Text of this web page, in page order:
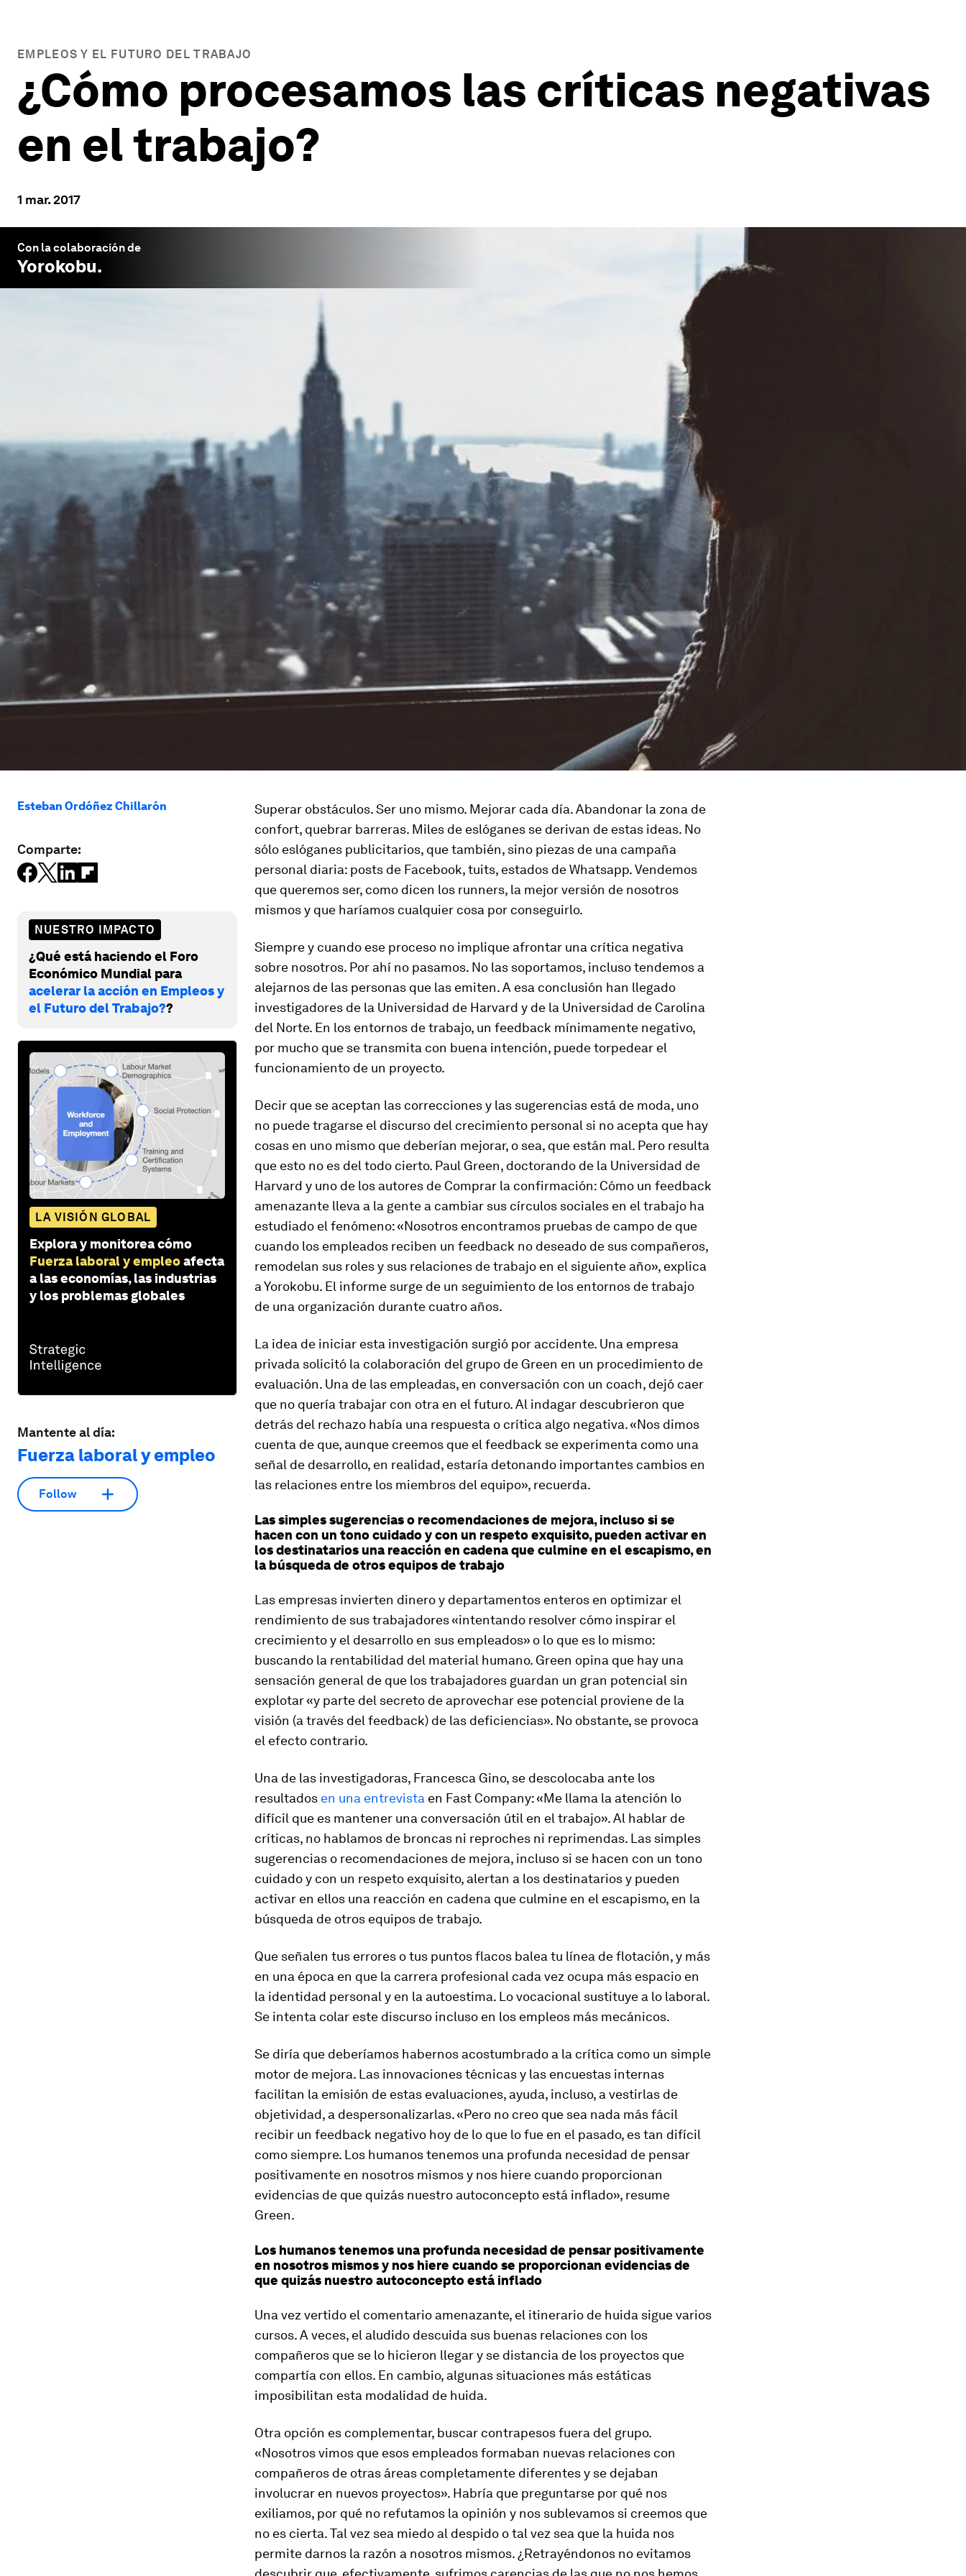
EMPLEOS Y EL FUTURO DEL TRABAJO
¿Cómo procesamos las críticas negativas
en el trabajo?
1 mar. 2017
Con la colaboración de
Yorokobu.
Esteban Ordóñez Chillarón
Comparte:
NUESTRO IMPACTO
¿Qué está haciendo el Foro
Económico Mundial para
acelerar la acción en Empleos y
el Futuro del Trabajo??
LA VISIÓN GLOBAL
Explora y monitorea cómo
Fuerza laboral y empleoafecta
a las economías, las industrias
y los problemas globales
Mantente al día:
Fuerza laboral y empleo
Follow
Superar obstáculos. Ser uno mismo. Mejorar cada día. Abandonar la zona de
confort, quebrar barreras. Miles de eslóganes se derivan de estas ideas. No
sólo eslóganes publicitarios, que también, sino piezas de una campaña
personal diaria: posts de Facebook, tuits, estados de Whatsapp. Vendemos
que queremos ser, como dicen los runners, la mejor versión de nosotros
mismos y que haríamos cualquier cosa por conseguirlo.
Siempre y cuando ese proceso no implique afrontar una crítica negativa
sobre nosotros. Por ahí no pasamos. No las soportamos, incluso tendemos a
alejarnos de las personas que las emiten. A esa conclusión han llegado
investigadores de la Universidad de Harvard y de la Universidad de Carolina
del Norte. En los entornos de trabajo, un feedback mínimamente negativo,
por mucho que se transmita con buena intención, puede torpedear el
funcionamiento de un proyecto.
Decir que se aceptan las correcciones y las sugerencias está de moda, uno
no puede tragarse el discurso del crecimiento personal si no acepta que hay
cosas en uno mismo que deberían mejorar, o sea, que están mal. Pero resulta
que esto no es del todo cierto. Paul Green, doctorando de la Universidad de
Harvard y uno de los autores de Comprar la confirmación: Cómo un feedback
amenazante lleva a la gente a cambiar sus círculos sociales en el trabajo ha
estudiado el fenómeno: «Nosotros encontramos pruebas de campo de que
cuando los empleados reciben un feedback no deseado de sus compañeros,
remodelan sus roles y sus relaciones de trabajo en el siguiente año», explica
a Yorokobu. El informe surge de un seguimiento de los entornos de trabajo
de una organización durante cuatro años.
La idea de iniciar esta investigación surgió por accidente. Una empresa
privada solicitó la colaboración del grupo de Green en un procedimiento de
evaluación. Una de las empleadas, en conversación con un coach, dejó caer
que no quería trabajar con otra en el futuro. Al indagar descubrieron que
detrás del rechazo había una respuesta o crítica algo negativa. «Nos dimos
cuenta de que, aunque creemos que el feedback se experimenta como una
señal de desarrollo, en realidad, estaría detonando importantes cambios en
las relaciones entre los miembros del equipo», recuerda.
Las simples sugerencias o recomendaciones de mejora, incluso si se
hacen con un tono cuidado y con un respeto exquisito, pueden activar en
los destinatarios una reacción en cadena que culmine en el escapismo, en
la búsqueda de otros equipos de trabajo
Las empresas invierten dinero y departamentos enteros en optimizar el
rendimiento de sus trabajadores «intentando resolver cómo inspirar el
crecimiento y el desarrollo en sus empleados» o lo que es lo mismo:
buscando la rentabilidad del material humano. Green opina que hay una
sensación general de que los trabajadores guardan un gran potencial sin
explotar «y parte del secreto de aprovechar ese potencial proviene de la
visión (a través del feedback) de las deficiencias». No obstante, se provoca
el efecto contrario.
Una de las investigadoras, Francesca Gino, se descolocaba ante los
resultados en una entrevista en Fast Company: «Me llama la atención lo
difícil que es mantener una conversación útil en el trabajo». Al hablar de
críticas, no hablamos de broncas ni reproches ni reprimendas. Las simples
sugerencias o recomendaciones de mejora, incluso si se hacen con un tono
cuidado y con un respeto exquisito, alertan a los destinatarios y pueden
activar en ellos una reacción en cadena que culmine en el escapismo, en la
búsqueda de otros equipos de trabajo.
Que señalen tus errores o tus puntos flacos balea tu línea de flotación, y más
en una época en que la carrera profesional cada vez ocupa más espacio en
la identidad personal y en la autoestima. Lo vocacional sustituye a lo laboral.
Se intenta colar este discurso incluso en los empleos más mecánicos.
Se diría que deberíamos habernos acostumbrado a la crítica como un simple
motor de mejora. Las innovaciones técnicas y las encuestas internas
facilitan la emisión de estas evaluaciones, ayuda, incluso, a vestirlas de
objetividad, a despersonalizarlas. «Pero no creo que sea nada más fácil
recibir un feedback negativo hoy de lo que lo fue en el pasado, es tan difícil
como siempre. Los humanos tenemos una profunda necesidad de pensar
positivamente en nosotros mismos y nos hiere cuando proporcionan
evidencias de que quizás nuestro autoconcepto está inflado», resume
Green.
Los humanos tenemos una profunda necesidad de pensar positivamente
en nosotros mismos y nos hiere cuando se proporcionan evidencias de
que quizás nuestro autoconcepto está inflado
Una vez vertido el comentario amenazante, el itinerario de huida sigue varios
cursos. A veces, el aludido descuida sus buenas relaciones con los
compañeros que se lo hicieron llegar y se distancia de los proyectos que
compartía con ellos. En cambio, algunas situaciones más estáticas
imposibilitan esta modalidad de huida.
Otra opción es complementar, buscar contrapesos fuera del grupo.
«Nosotros vimos que esos empleados formaban nuevas relaciones con
compañeros de otras áreas completamente diferentes y se dejaban
involucrar en nuevos proyectos». Habría que preguntarse por qué nos
exiliamos, por qué no refutamos la opinión y nos sublevamos si creemos que
no es cierta. Tal vez sea miedo al despido o tal vez sea que la huida nos
permite darnos la razón a nosotros mismos. ¿Retrayéndonos no evitamos